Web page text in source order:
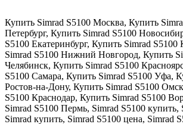
Купить Simrad S5100 Москва, Купить
Петербург, Купить Simrad S5100
S5100 Екатеринбург, Купить Simrad S5100
Simrad S5100 Нижний Новгород, Купить
Челябинск, Купить Simrad S5100
S5100 Самара, Купить Simrad S5100 Уфа,
Ростов-на-Дону, Купить Simrad S5100 Омск
S5100 Краснодар, Купить Simrad S5100
Simrad S5100 Пермь, Simrad S5100 купить,
Simrad купить, Simrad S5100 цена, Simrad